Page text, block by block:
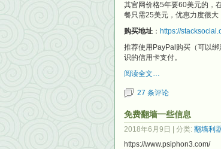
其官网价格5年要60美元的，
餐只需25美元，优惠力度很大
购买地址 ： https://
推荐使用PayPal购买（可以
识的信用卡支付。
阅读全文…
27 条评论
免费翻墙一些信息
2018年6月9日 | 分类: 翻墙利
https://www.psiphon3.com/